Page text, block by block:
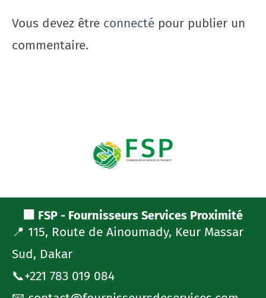
Vous devez être connecté pour publier un
commentaire.
🏢 FSP - Fournisseurs Services Proximité
📍 115, Route de Ainoumady, Keur Massar
Sud, Dakar
📞+221 783 019 084